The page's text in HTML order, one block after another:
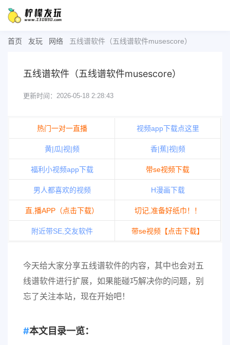
首页 友玩 网络 五线谱软件（五线谱软件musescore）
五线谱软件（五线谱软件musescore）
更新时间：2026-05-18 2:28:43
热门一对一直播 视频app下载点这里
黄|瓜|视|频 香|蕉|视|频
福利小视频app下载 带se视频下载
男人都喜欢的视频 H漫画下载
直,播APP（点击下载） 切记,准备好纸巾！！
附近带SE,交友软件 带se视频【点击下载】
今天给大家分享五线谱软件的内容，其中也会对五
线谱软件进行扩展，如果能碰巧解决你的问题，别
忘了关注本站，现在开始吧！
本文目录一览：